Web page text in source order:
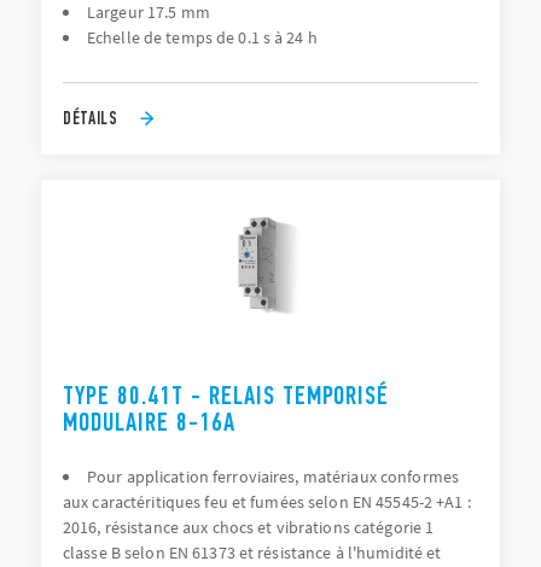
Largeur 17.5 mm
Echelle de temps de 0.1 s à 24 h
DÉTAILS
TYPE 80.41T - RELAIS TEMPORISÉ
MODULAIRE 8-16A
Pour application ferroviaires, matériaux conformes
aux caractéritiques feu et fumées selon EN 45545-2 +A1 :
2016, résistance aux chocs et vibrations catégorie 1
classe B selon EN 61373 et résistance à l'humidité et